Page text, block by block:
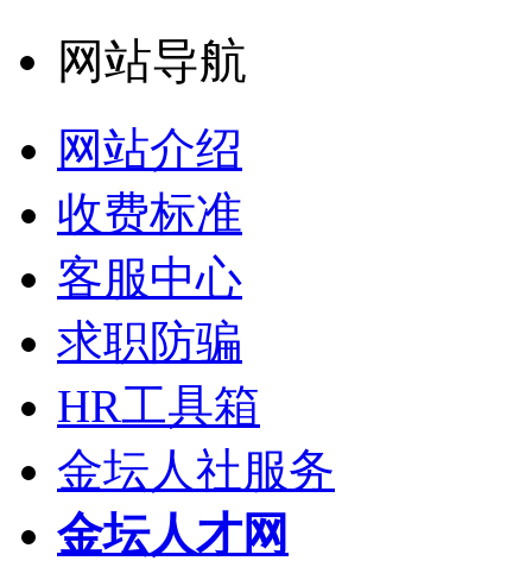
网站导航
网站介绍
收费标准
客服中心
求职防骗
HR工具箱
金坛人社服务
金坛人才网